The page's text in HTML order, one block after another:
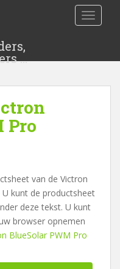
…
Pro
van de Victron
U kunt de productsheet
deze tekst. U kunt
browser opnemen
BlueSolar PWM Pro